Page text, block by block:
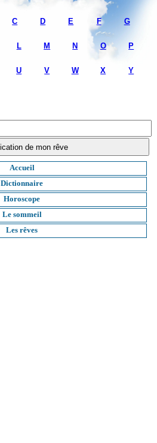
C D E F G
L M N O P
U V W X Y
Accueil
Dictionnaire
Horoscope
Le sommeil
Les rêves